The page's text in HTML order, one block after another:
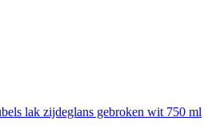
lak zijdeglans gebroken wit 750 ml